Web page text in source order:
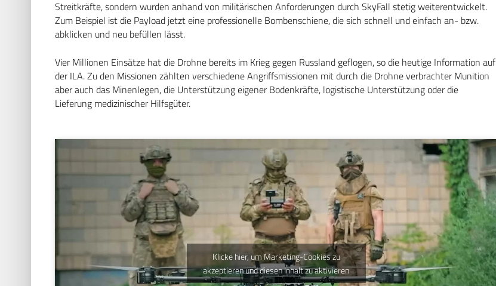
Streitkräfte, sondern wurden anhand von militärischen Anforderungen durch SkyFall stetig weiterentwickelt.
Zum Beispiel ist die Payload jetzt eine professionelle Bombenschiene, die sich schnell und einfach an- bzw.
abklicken und neu befüllen lässt.
Vier Millionen Einsätze hat die Drohne bereits im Krieg gegen Russland geflogen, so die heutige Information auf
der ILA. Zu den Missionen zählten verschiedene Angriffsmissionen mit durch die Drohne verbrachter Munition
aber auch das Minenlegen, die Unterstützung eigener Bodenkräfte, logistische Unterstützung oder die
Lieferung medizinischer Hilfsgüter.
Klicke hier, um Marketing-Cookies zu
akzeptieren und diesen Inhalt zu aktivieren